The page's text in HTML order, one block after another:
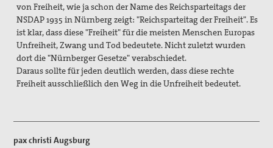
Lobbyarbeit
Spiritualität
Quartalgottesdienst mit pax christi
Ulrichsfriedensgottesdienst
Max Josef Metzger-Gedenken
von Freiheit, wie ja schon der Name des Reichsparteitags der
NSDAP 1935 in Nürnberg zeigt: "Reichsparteitag der Freiheit". Es
ist klar, dass diese "Freiheit" für die meisten Menschen Europas
Unfreiheit, Zwang und Tod bedeutete. Nicht zuletzt wurden
dort die "Nürnberger Gesetze" verabschiedet.
Daraus sollte für jeden deutlich werden, dass diese rechte
Freiheit ausschließlich den Weg in die Unfreiheit bedeutet.
pax christi Augsburg